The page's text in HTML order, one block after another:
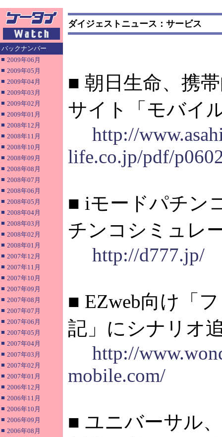
バックナンバー
■ 2009年06月
■ 2009年05月
■ 2009年04月
■ 2009年03月
■ 2009年02月
■ 2009年01月
■ 2008年12月
■ 2008年11月
■ 2008年10月
■ 2008年09月
■ 2008年08月
■ 2008年07月
■ 2008年06月
■ 2008年05月
■ 2008年04月
■ 2008年03月
■ 2008年02月
■ 2008年01月
■ 2007年12月
■ 2007年11月
■ 2007年10月
■ 2007年09月
■ 2007年08月
■ 2007年07月
■ 2007年06月
■ 2007年05月
■ 2007年04月
■ 2007年03月
■ 2007年02月
■ 2007年01月
■ 2006年12月
■ 2006年11月
■ 2006年10月
■ 2006年09月
■ 2006年08月
ダイジェストニュース：サービス
■ 朝日生命、携
サイト「モバイ
http://
life.co.jp/pdf/
■ iモードパチン
チンコシミュレ
http://d777.jp/
■ EZweb向け「
記」にシナリオ
http://
mobile.com/
■ ユニバーサル